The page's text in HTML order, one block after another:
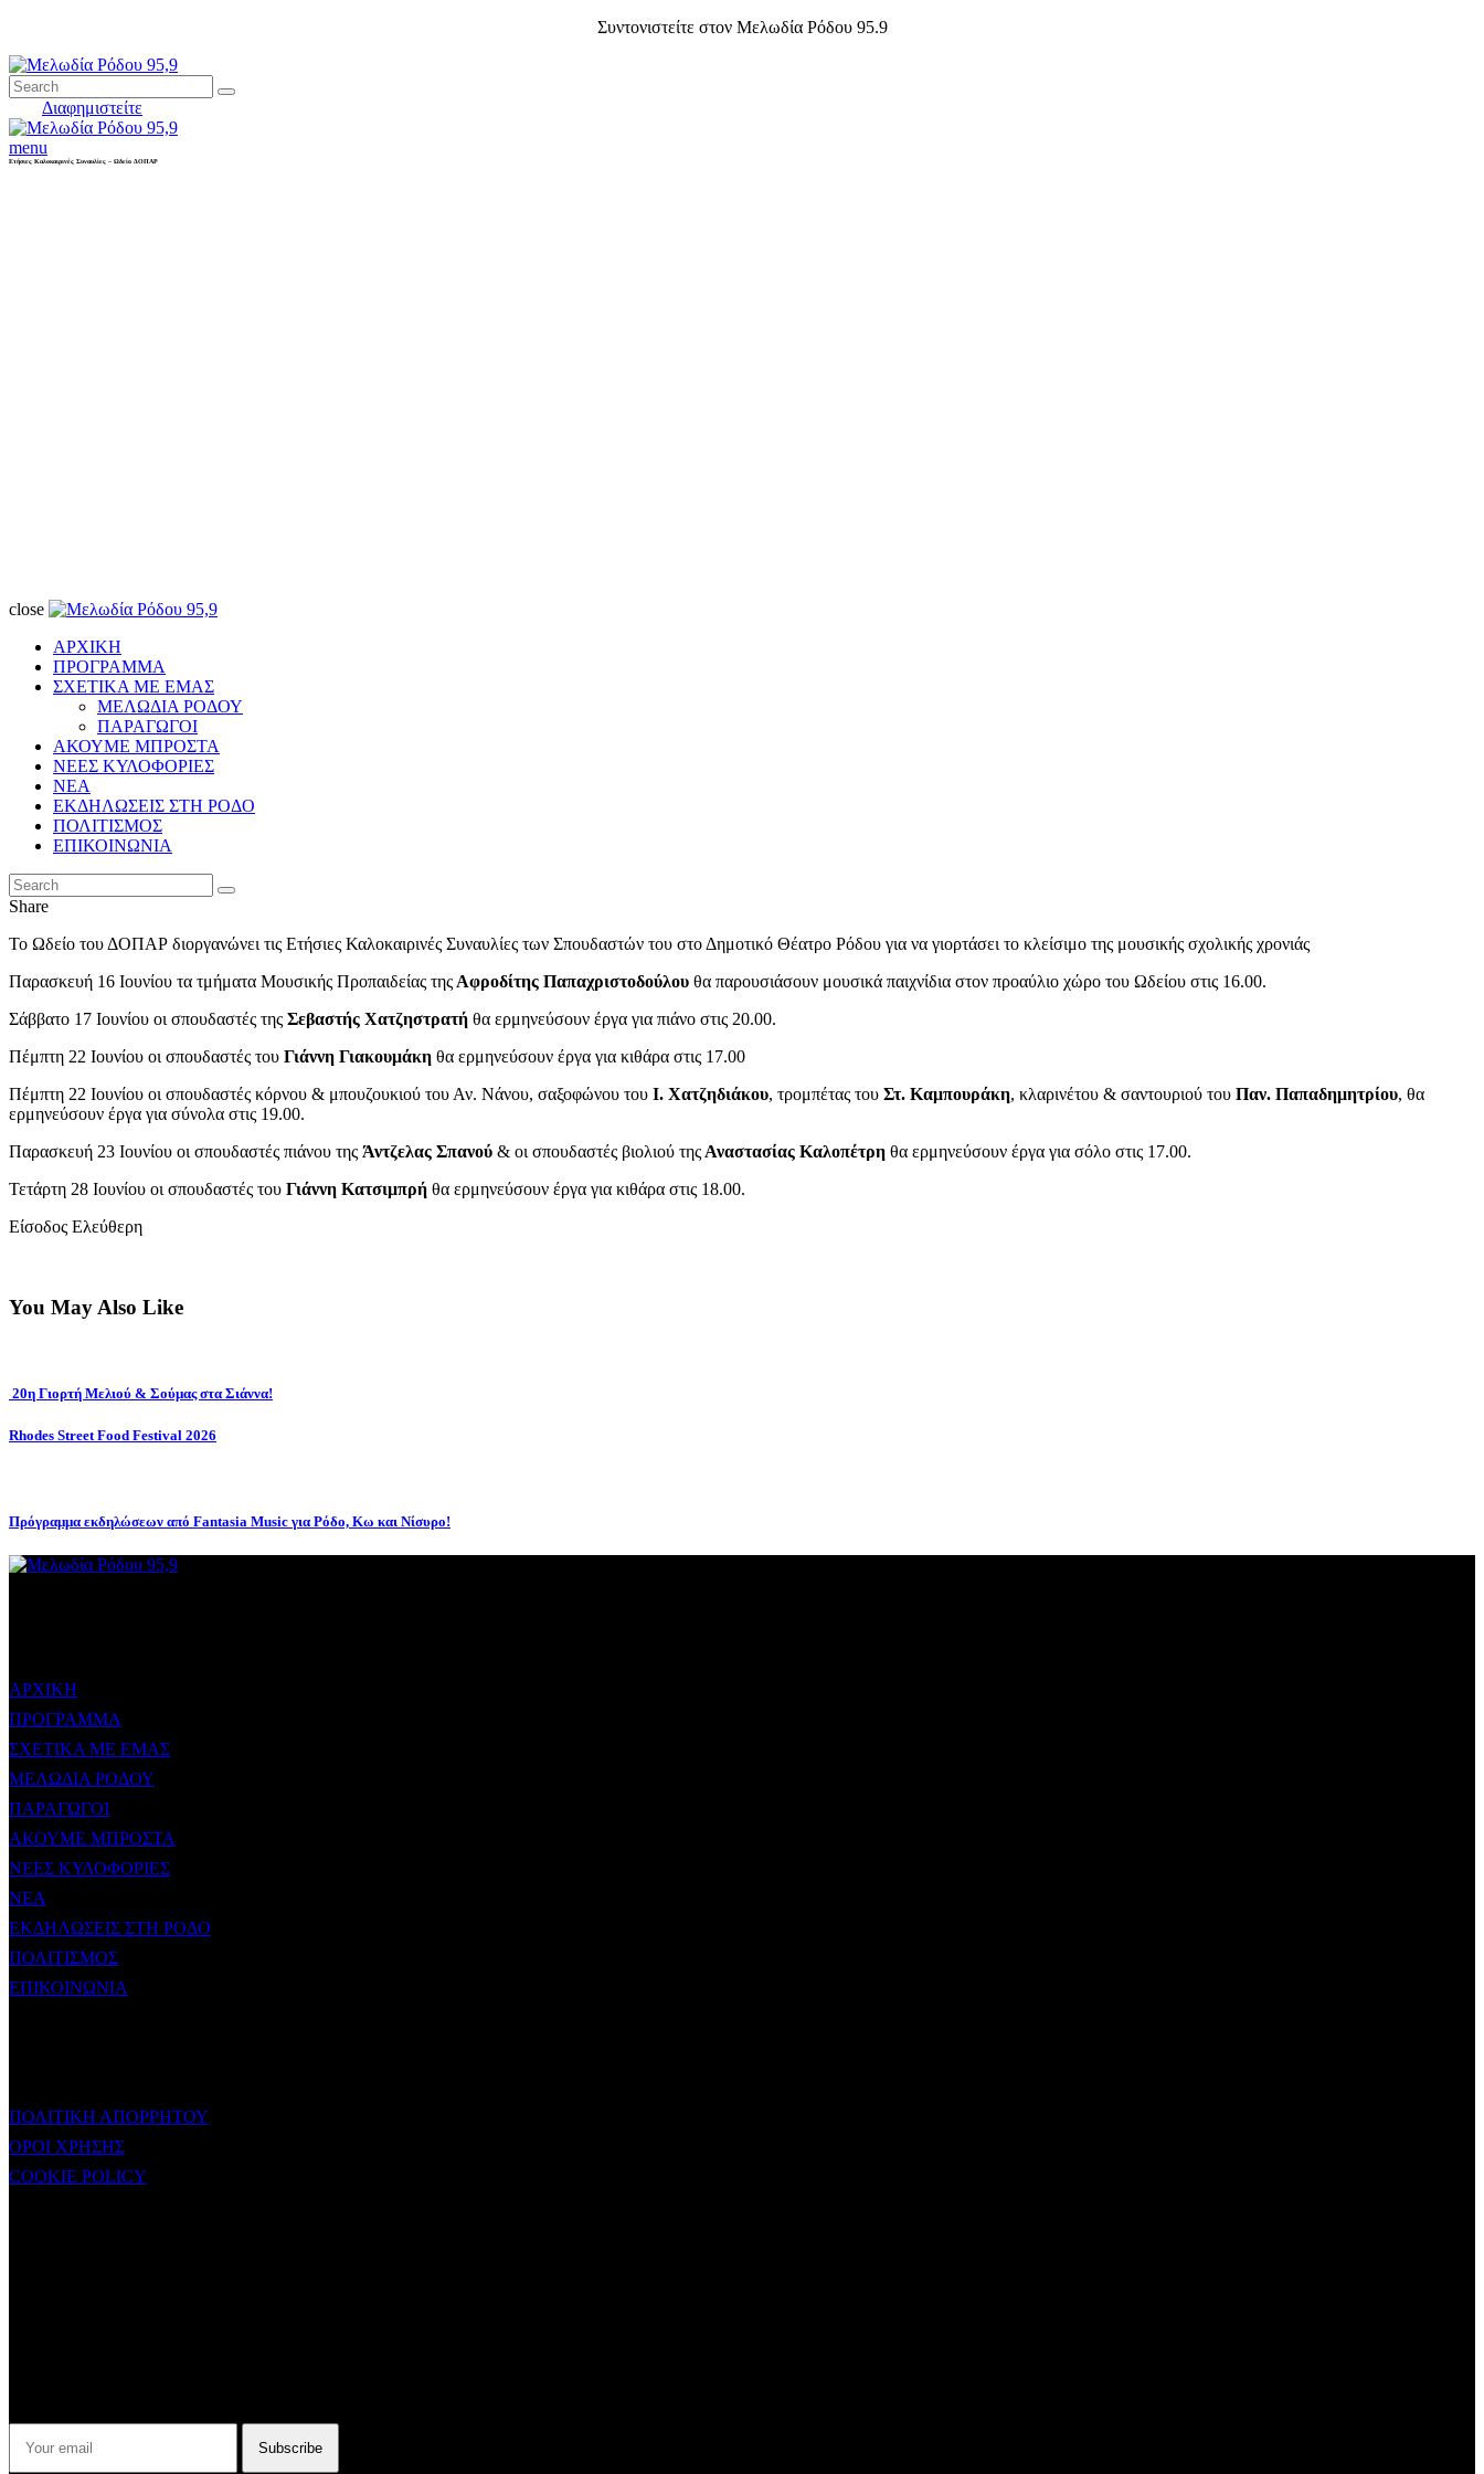
Συντονιστείτε στον Μελωδία Ρόδου 95.9
Διαφημιστείτε
menu
Ετήσιες Καλοκαιρινές Συναυλίες – Ωδείο ΔΟΠΑΡ
close
ΑΡΧΙΚΗ
ΠΡΟΓΡΑΜΜΑ
ΣΧΕΤΙΚΑ ΜΕ ΕΜΑΣ
ΜΕΛΩΔΙΑ ΡΟΔΟΥ
ΠΑΡΑΓΩΓΟΙ
ΑΚΟΥΜΕ ΜΠΡΟΣΤΑ
ΝΕΕΣ ΚΥΛΟΦΟΡΙΕΣ
ΝΕΑ
ΕΚΔΗΛΩΣΕΙΣ ΣΤΗ ΡΟΔΟ
ΠΟΛΙΤΙΣΜΟΣ
ΕΠΙΚΟΙΝΩΝΙΑ
Share
Το Ωδείο του ΔΟΠΑΡ διοργανώνει τις Ετήσιες Καλοκαιρινές Συναυλίες των Σπουδαστών του στο Δημοτικό Θέατρο Ρόδου για να γιορτάσει το κλείσιμο της μουσικής σχολικής χρονιάς
Παρασκευή 16 Ιουνίου τα τμήματα Μουσικής Προπαιδείας της Αφροδίτης Παπαχριστοδούλου θα παρουσιάσουν μουσικά παιχνίδια στον προαύλιο χώρο του Ωδείου στις 16.00.
Σάββατο 17 Ιουνίου οι σπουδαστές της Σεβαστής Χατζηστρατή θα ερμηνεύσουν έργα για πιάνο στις 20.00.
Πέμπτη 22 Ιουνίου οι σπουδαστές του Γιάννη Γιακουμάκη θα ερμηνεύσουν έργα για κιθάρα στις 17.00
Πέμπτη 22 Ιουνίου οι σπουδαστές κόρνου & μπουζουκιού του Αν. Νάνου, σαξοφώνου του Ι. Χατζηδιάκου, τρομπέτας του Στ. Καμπουράκη, κλαρινέτου & σαντουριού του Παν. Παπαδημητρίου, θα
ερμηνεύσουν έργα για σύνολα στις 19.00.
Παρασκευή 23 Ιουνίου οι σπουδαστές πιάνου της Άντζελας Σπανού & οι σπουδαστές βιολιού της Αναστασίας Καλοπέτρη θα ερμηνεύσουν έργα για σόλο στις 17.00.
Τετάρτη 28 Ιουνίου οι σπουδαστές του Γιάννη Κατσιμπρή θα ερμηνεύσουν έργα για κιθάρα στις 18.00.
Είσοδος Ελεύθερη
You May Also Like
20η Γιορτή Μελιού & Σούμας στα Σιάννα!
Rhodes Street Food Festival 2026
Πρόγραμμα εκδηλώσεων από Fantasia Music για Ρόδο, Κω και Νίσυρο!
ΑΡΧΙΚΗ
ΠΡΟΓΡΑΜΜΑ
ΣΧΕΤΙΚΑ ΜΕ ΕΜΑΣ
ΜΕΛΩΔΙΑ ΡΟΔΟΥ
ΠΑΡΑΓΩΓΟΙ
ΑΚΟΥΜΕ ΜΠΡΟΣΤΑ
ΝΕΕΣ ΚΥΛΟΦΟΡΙΕΣ
ΝΕΑ
ΕΚΔΗΛΩΣΕΙΣ ΣΤΗ ΡΟΔΟ
ΠΟΛΙΤΙΣΜΟΣ
ΕΠΙΚΟΙΝΩΝΙΑ
ΠΟΛΙΤΙΚΗ ΑΠΟΡΡΗΤΟΥ
ΟΡΟΙ ΧΡΗΣΗΣ
COOKIE POLICY